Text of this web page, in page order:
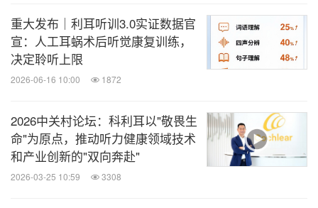
标，还可以为听力专业人士优化调校聆听方案提供参
考，让听能管理更加科学。
重大发布｜利耳听训3.0实证数据官
宣：人工耳蜗术后听觉康复训练，
决定聆听上限
2026-06-16 10:00 1872
2026中关村论坛：科利耳以"敬畏生
命"为原点，推动听力健康领域技术
和产业创新的"双向奔赴"
2026-03-25 10:59 3308